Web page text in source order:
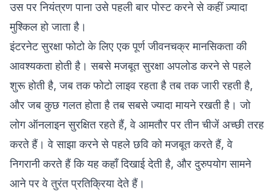
उस पर नियंत्रण पाना उसे पहली बार पोस्ट करने से कहीं ज़्यादा
मुश्किल हो जाता है।
इंटरनेट सुरक्षा फोटो के लिए एक पूर्ण जीवनचक्र मानसिकता की
आवश्यकता होती है। सबसे मजबूत सुरक्षा अपलोड करने से पहले
शुरू होती है, जब तक फोटो लाइव रहता है तब तक जारी रहती है,
और जब कुछ गलत होता है तब सबसे ज्यादा मायने रखती है। जो
लोग ऑनलाइन सुरक्षित रहते हैं, वे आमतौर पर तीन चीजें अच्छी तरह
करते हैं। वे साझा करने से पहले छवि को मजबूत करते हैं, वे
निगरानी करते हैं कि यह कहाँ दिखाई देती है, और दुरुपयोग सामने
आने पर वे तुरंत प्रतिक्रिया देते हैं।